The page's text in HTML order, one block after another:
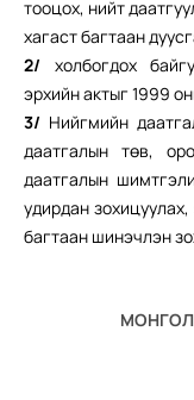
тооцох, нийт
хагаст багтаан
2/ холбогдох
эрхийн актыг 1999
3/ Нийгмийн
даатгалын төв,
даатгалын
удирдан
багтаан шинэчлэн
МОНГОЛ